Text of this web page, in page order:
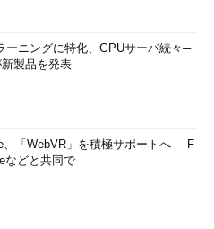
ーニングに特化、GPUサーバ続々─
製品を発表
、「WebVR」を積極サポートへ──F
などと共同で